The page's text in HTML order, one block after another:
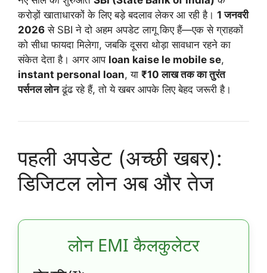
a
t
s
p
करोड़ों खाताधारकों के लिए बड़े बदलाव लेकर आ रही है। 1 जनवरी
2026 से SBI ने दो अहम अपडेट लागू किए हैं—एक से ग्राहकों
को सीधा फायदा मिलेगा, जबकि दूसरा थोड़ा सावधान रहने का
संकेत देता है। अगर आप loan kaise le mobile se,
instant personal loan, या ₹10 लाख तक का तुरंत
पर्सनल लोनढूंढ रहे हैं, तो ये खबर आपके लिए बेहद जरूरी है।
पहली अपडेट (अच्छी खबर):
डिजिटल लोन अब और तेज
लोन EMI कैलकुलेटर